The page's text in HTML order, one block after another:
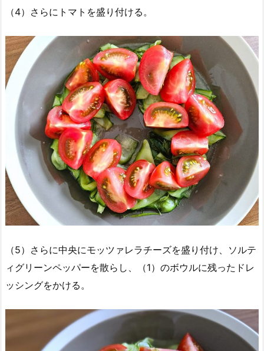
（4）さらにトマトを盛り付ける。
（5）さらに中央にモッツァレラチーズを盛り付け、ソルテ
ィグリーンペッパーを散らし、（1）のボウルに残ったドレ
ッシングをかける。